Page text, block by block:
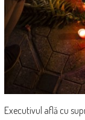
Executivul află cu